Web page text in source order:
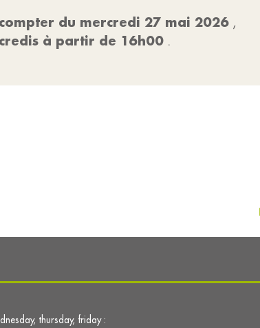
du mercredi 27 mai 2026 ,
à partir de 16h00 .
thursday, friday :